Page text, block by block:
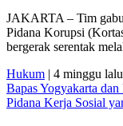
JAKARTA – Tim
Pidana Korupsi
bergerak serentak
Hukum | 4 minggu lalu
Bapas Yogyakarta
Pidana Kerja Sosial